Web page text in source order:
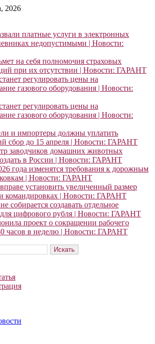
2026
платные услуги в электронных
недопустимыми | Новости:
на себя полномочия страховых
при их отсутствии | Новости: ГАРАНТ
регулировать цены на
газового оборудования | Новости:
регулировать цены на
газового оборудования | Новости:
и импортеры должны уплатить
сбор до 15 апреля | Новости: ГАРАНТ
заводчиков домашних животных
в России | Новости: ГАРАНТ
года изменятся требования к дорожным
| Новости: ГАРАНТ
установить увеличенный размер
командировках | Новости: ГАРАНТ
собирается создавать отдельное
цифрового рубля | Новости: ГАРАНТ
проект о сокращении рабочего
часов в неделю | Новости: ГАРАНТ
Искать